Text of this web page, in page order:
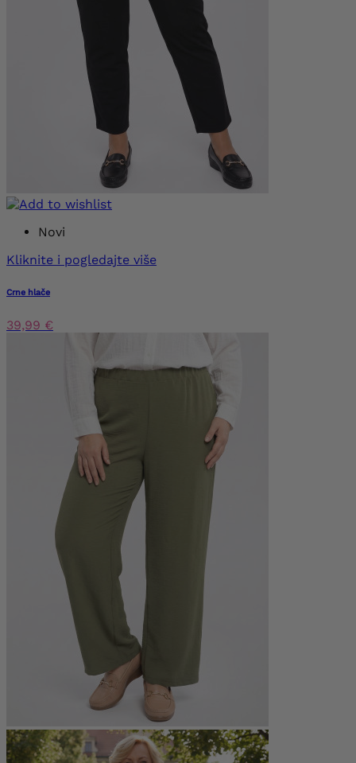
Novi
Kliknite i pogledajte više
Crne hlače
39,99 €